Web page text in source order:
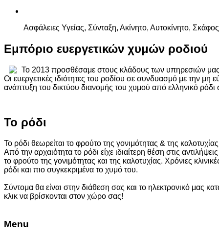
Ασφάλειες Υγείας, Σύνταξη, Ακίνητο, Αυτοκίνητο, Σκάφος
Εμπόριο ευεργετικών χυμών ροδιού
Το 2013 προσθέσαμε στους κλάδους των υπηρεσιών
Οι ευεργετικές ιδιότητες του ροδίου σε συνδυασμό με την
ανάπτυξη του δικτύου διανομής του χυμού από ελληνικό
Το ρόδι
Το ρόδι θεωρείται το φρούτο της γονιμότητας & της
Από την αρχαιότητα το ρόδι είχε ιδιαίτερη θέση στις
το φρούτο της γονιμότητας και της καλοτυχίας. Χρόνιες
ρόδι και πιο συγκεκριμένα το χυμό του.
Σύντομα θα είναι στην διάθεση σας και το ηλεκτρονικό μας
κλικ να βρίσκονται στον χώρο σας!
Menu